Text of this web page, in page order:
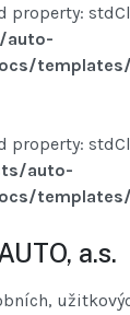
property:
auto-
property:
auto-
a.s.